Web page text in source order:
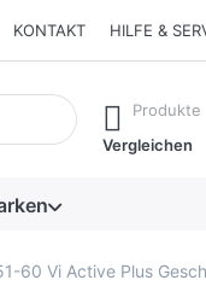
KONTAKT HILFE &
erste
Produkte
Vergleichen
60 Vi Active Plus